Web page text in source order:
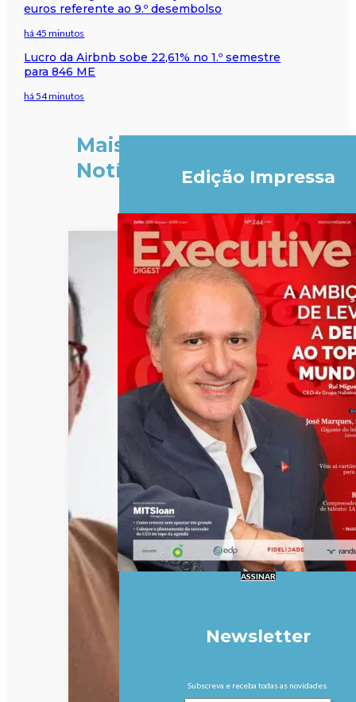
euros referente ao 9.º desembolso
há 45 minutos
Lucro da Airbnb sobe 22,61% no 1.º semestre
para 846 ME
há 54 minutos
Mais
Notícias
Edição Impressa
ASSINAR
Newsletter
Subscreva e receba todas as novidades.